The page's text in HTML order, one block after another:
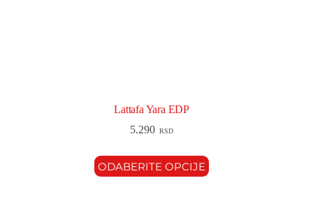
Lattafa Yara EDP
5.290 RSD
ODABERITE OPCIJE